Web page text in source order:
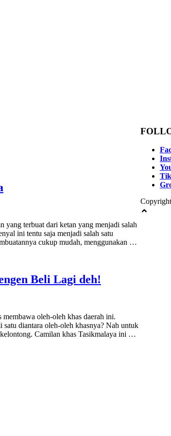
terbuat dari ketan yang menjadi salah
ini tentu saja menjadi salah satu
cukup mudah, menggunakan …
Beli Lagi deh!
oleh-oleh khas daerah ini.
diantara oleh-oleh khasnya? Nah untuk
Camilan khas Tasikmalaya ini …